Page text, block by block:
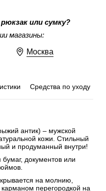
или сумку?
магазины:
Москва
Средства по уходу
антик) – мужской
кожи. Стильный
и продуманный внутри!
документов или
на молнию,
перегородкой на